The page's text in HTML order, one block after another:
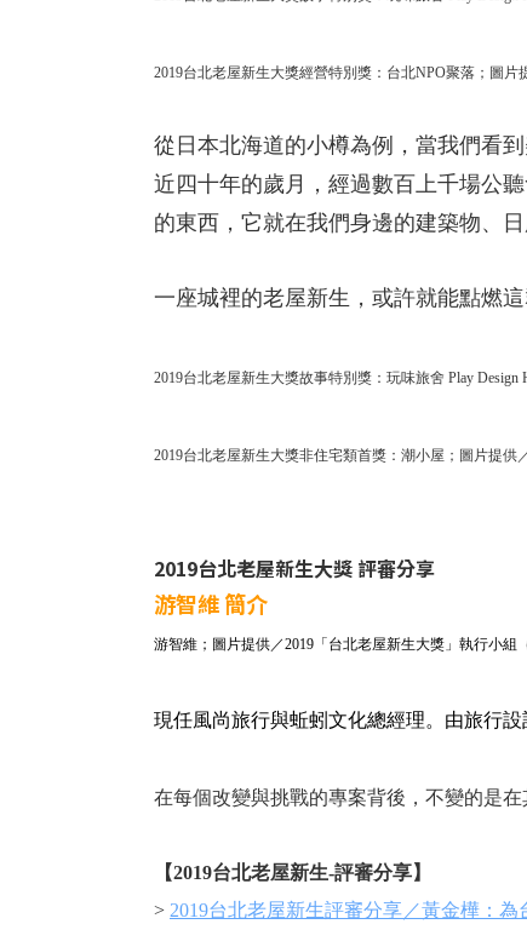
2019台北老屋新生大獎經營特別獎：台北NPO聚落 ；圖片
從日本北海道的小樽為例，當我們看
近四十年的歲月，經過數百上千場公
的東西，它就在我們身邊的建築物、
一座城裡的老屋新生，或許就能點燃
2019台北老屋新生大獎故事特別獎：玩味旅舍 Play
2019台北老屋新生大獎非住宅類首獎：潮小屋；圖片提供
2019台北老屋新生大獎 評審分享
游智維 簡介
游智維；圖片提供／2019「台北老屋新生大獎」執行小組
現任風尚旅行與蚯蚓文化總經理。由旅行
在每個改變與挑戰的專案背後，不變的是
【2019台北老屋新生-評審分享】
> 2019台北老屋新生評審分享／黃金樺：